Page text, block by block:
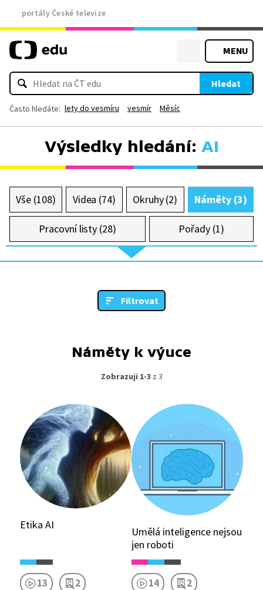
portály České televize
MENU
Hledat
Často hledáte: lety do vesmíru vesmír Měsíc
Výsledky hledání: AI
Vše (108) Videa (74) Okruhy (2) Náměty (3)
Pracovní listy (28) Pořady (1)
Filtrovat
Náměty k výuce
Zobrazuji 1-3 z 3
Etika AI
13 2
Umělá inteligence nejsou
jen roboti
14 2